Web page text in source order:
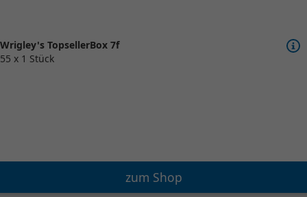
Wrigley's TopsellerBox 7f
55 x 1 Stück
zum Shop